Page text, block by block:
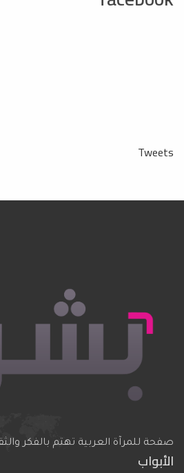
Tweets
صفحة للمرآة العربية تهتم بالفكر
الأبواب